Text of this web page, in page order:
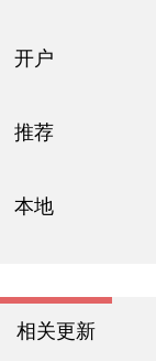
开户
推荐
本地
相关更新